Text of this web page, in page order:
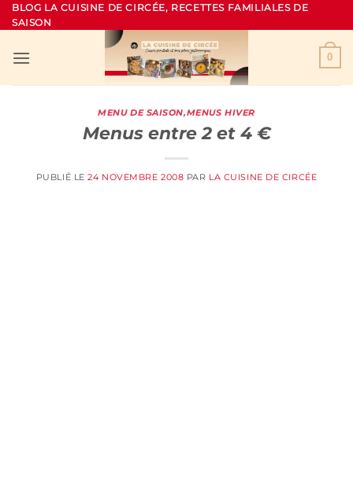
Passer
au
BLOG LA CUISINE DE CIRCÉE, RECETTES FAMILIALES DE
SAISON
0
MENU DE SAISON,MENUS HIVER
Menus entre 2 et 4 €
PUBLIÉ LE24 NOVEMBRE 2008 PAR LA CUISINE DE CIRCÉE